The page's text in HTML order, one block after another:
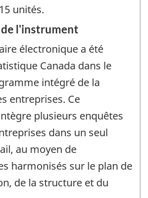
unités.
l'instrument
électronique a été
Canada dans le
intégré de la
entreprises. Ce
plusieurs enquêtes
dans un seul
au moyen de
harmonisés sur le plan de
de la structure et du